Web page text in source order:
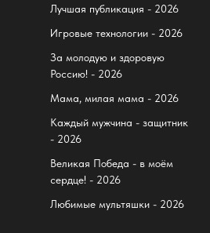
Лучшая публикация - 2026
Игровые технологии - 2026
За молодую и здоровую
Россию! - 2026
Мама, милая мама - 2026
Каждый мужчина - защитник
- 2026
Великая Победа - в моём
сердце! - 2026
Любимые мультяшки - 2026